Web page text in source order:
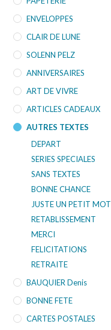
ENVELOPPES
CLAIR DE LUNE
SOLENN PELZ
ANNIVERSAIRES
ART DE VIVRE
ARTICLES CADEAUX
AUTRES TEXTES
DEPART
SERIES SPECIALES
SANS TEXTES
BONNE CHANCE
JUSTE UN PETIT MOT
RETABLISSEMENT
MERCI
FELICITATIONS
RETRAITE
BAUQUIER Denis
BONNE FETE
CARTES POSTALES